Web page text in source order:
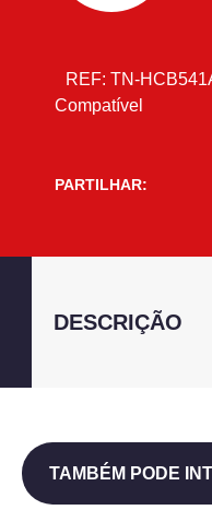
REF: TN-
Compatível
PARTILHAR:
DESCRIÇÃO
TAMBÉM PODE